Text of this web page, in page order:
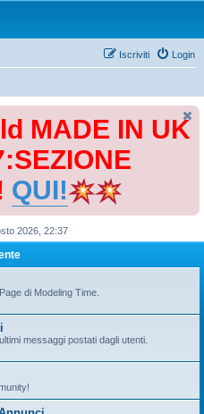
Login
Iscriviti
MADE IN UK
QUI!
2026, 22:37
di Modeling Time.
messaggi postati dagli utenti.